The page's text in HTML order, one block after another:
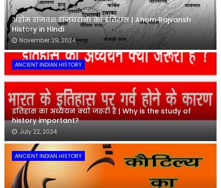
अहोम राजवंश राजघराना का इतिहास | Ahom Rajvansh
History in Hindi
November 29, 2024
ANCIENT INDIAN HISTORY
इतिहास का अध्ययन क्यों जरूरी है | Why is the study of
history important?
July 22, 2024
ANCIENT INDIAN HISTORY